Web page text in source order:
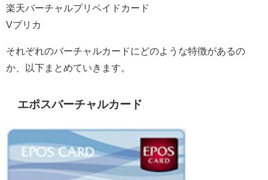
楽天バーチャルプリペイドカード
Vプリカ
それぞれのバーチャルカードにどのような特徴があるの
か、以下まとめていきます。
エポスバーチャルカード